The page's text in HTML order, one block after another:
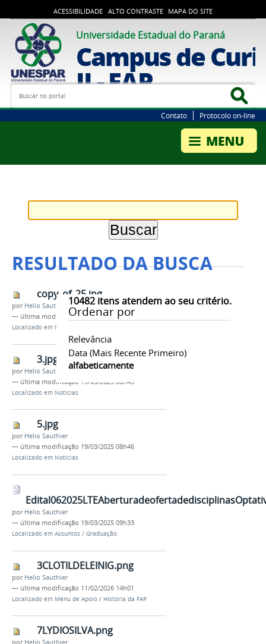
ACESSIBILIDADE ALTO CONTRASTE MAPA DO SITE
Universidade Estadual do Paraná
Campus de
II - FAP
Busca
Contato Protocolo on-line
RESULTADO DA BUSCA
10482itens atendem ao seu critério.
Ordenar por
Relevância
Data (mais Recente Primeiro)
alfabeticamente
copy_of_25.jpg
por Helio Sauthier
— última modificação19/03/2025 08h42
Localizado em Noticias
3.jpg
por Helio Sauthier
— última modificação 19/03/2025 08h45
Localizado em Noticias
5.jpg
por Helio Sauthier
— última modificação 19/03/2025 08h46
Localizado em Noticias
por Helio Sauthier
— última modificação 19/03/2025 09h33
Localizado em Assuntos / Graduação
3CLOTILDELEINIG.png
por Helio Sauthier
— última modificação 11/02/2026 14h01
Localizado em Menu de Apoio / História da FAP
7LYDIOSILVA.png